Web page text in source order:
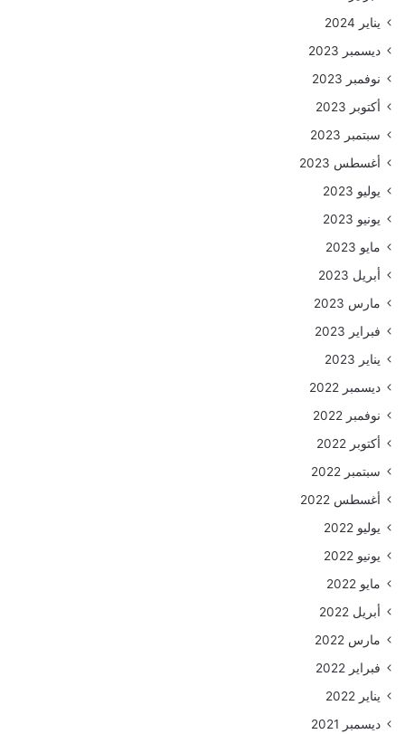
يناير 2024
ديسمبر 2023
نوفمبر 2023
أكتوبر 2023
سبتمبر 2023
أغسطس 2023
يوليو 2023
يونيو 2023
مايو 2023
أبريل 2023
مارس 2023
فبراير 2023
يناير 2023
ديسمبر 2022
نوفمبر 2022
أكتوبر 2022
سبتمبر 2022
أغسطس 2022
يوليو 2022
يونيو 2022
مايو 2022
أبريل 2022
مارس 2022
فبراير 2022
يناير 2022
ديسمبر 2021